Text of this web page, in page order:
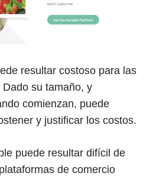
resultar costoso para las
su tamaño, y
comienzan, puede
y justificar los costos.
puede resultar difícil de
de comercio